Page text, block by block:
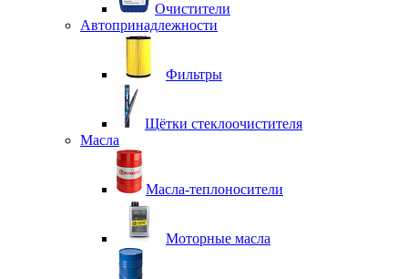
Очистители
Автопринадлежности
Фильтры
Щётки стеклоочистителя
Масла
Масла-теплоносители
Моторные масла